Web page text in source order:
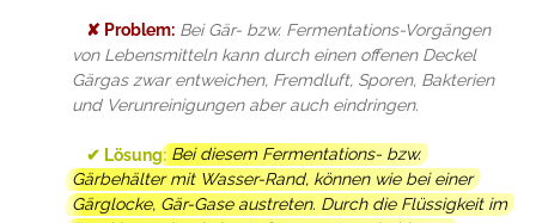
✘ Problem: Bei Gär- bzw. Fermentations-Vorgängen
von Lebensmitteln kann durch einen offenen Deckel
Gärgas zwar entweichen, Fremdluft, Sporen, Bakterien
und Verunreinigungen aber auch eindringen.
✔ Lösung: Bei diesem Fermentations- bzw.
Gärbehälter mit Wasser-Rand, können wie bei einer
Gärglocke, Gär-Gase austreten. Durch die Flüssigkeit im